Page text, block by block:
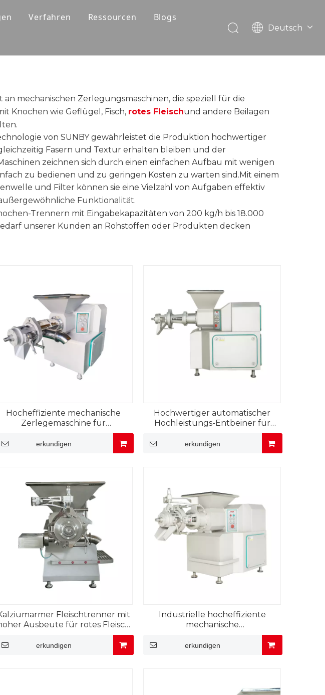
Verfahren Ressourcen
Blogs
Deutsch
Português
العربية
mechanischen Zerlegungsmaschinen, die speziell für die
Knochen wie Geflügel, Fisch, rotes Fleischund andere Beilagen
von SUNBY gewährleistet die Produktion hochwertiger
Fasern und Textur erhalten bleiben und der
zeichnen sich durch einen einfachen Aufbau mit wenigen
zu bedienen und zu geringen Kosten zu warten sind.Mit einem
und Filter können sie eine Vielzahl von Aufgaben effektiv
Funktionalität.
Trennern mit Eingabekapazitäten von 200 kg/h bis 18.000
unserer Kunden an Rohstoffen oder Produkten decken
Hocheffiziente mechanische
Zerlegemaschine für
erkundigen
Hochwertiger automatischer
Hochleistungs-Entbeiner für
erkundigen
Fleischtrenner mit
Ausbeute für rotes Fleisch
erkundigen
Industrielle hocheffiziente
mechanische
Zerlegungsmaschine für
Schweinefleisch
erkundigen